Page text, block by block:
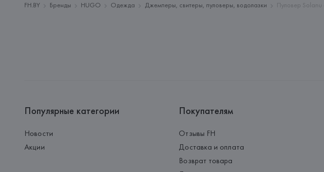
FH.BY Бренды HUGO Одежда Джемперы, свитеры, пуловеры, водолазки Пуловер Solanu
Популярные категории
Новости
Акции
Покупателям
Отзывы FH
Доставка и оплата
Возврат товара